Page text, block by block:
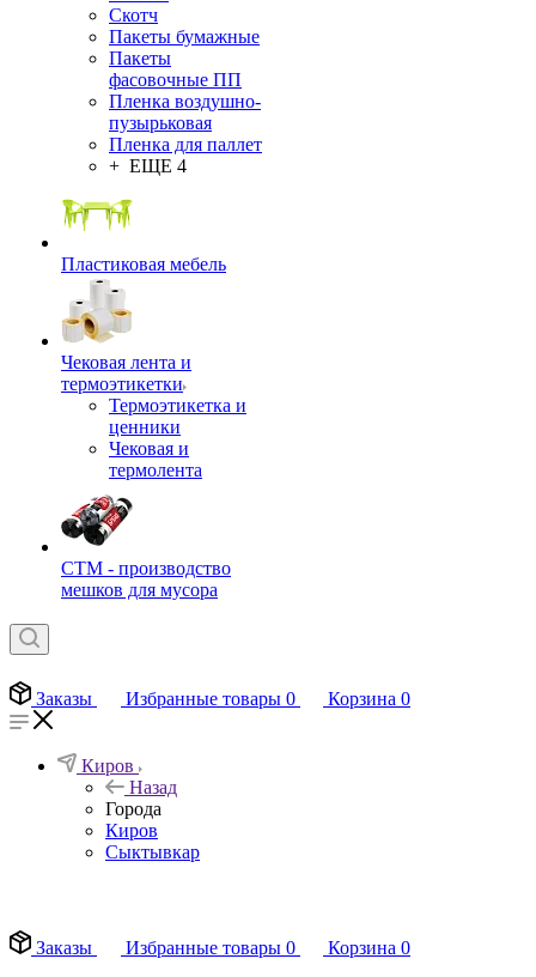
Скотч
Пакеты бумажные
Пакеты
фасовочные ПП
Пленка воздушно-
пузырьковая
Пленка для паллет
+ ЕЩЕ 4
Пластиковая мебель
Чековая лента и
термоэтикетки
Термоэтикетка и
ценники
Чековая и
термолента
СТМ - производство
мешков для мусора
Заказы Избранные товары 0 Корзина 0
Киров
Назад
Города
Киров
Сыктывкар
Заказы
Избранные товары 0 Корзина 0